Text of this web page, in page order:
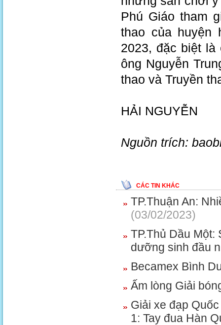
Phú Giáo tham
thao của huyện
2023, đặc biệt
ông Nguyễn
thao và Truyền
HẢI NGUYỄN
Nguồn trích:
CÁC TIN KHÁC
TP.Thuận An:
(03/02/2023)
TP.Thủ Dầu
dưỡng sinh đầu
Becamex Bình
Ấm lòng Giải
Giải xe đạp
1: Tay đua Hàn